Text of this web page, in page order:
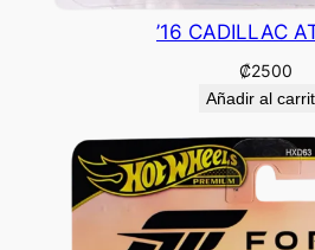
’16 CADILLAC
₡2500
Añadir al